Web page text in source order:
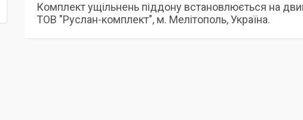
Комплект ущільнень піддону встановлюється на
ТОВ "Руслан-комплект", м. Мелітополь, Україна.